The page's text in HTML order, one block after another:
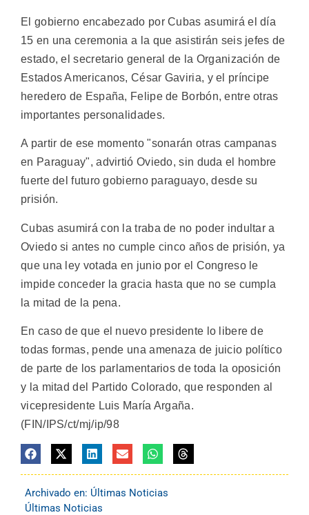
El gobierno encabezado por Cubas asumirá el día
15 en una ceremonia a la que asistirán seis jefes de
estado, el secretario general de la Organización de
Estados Americanos, César Gaviria, y el príncipe
heredero de España, Felipe de Borbón, entre otras
importantes personalidades.
A partir de ese momento "sonarán otras campanas
en Paraguay", advirtió Oviedo, sin duda el hombre
fuerte del futuro gobierno paraguayo, desde su
prisión.
Cubas asumirá con la traba de no poder indultar a
Oviedo si antes no cumple cinco años de prisión, ya
que una ley votada en junio por el Congreso le
impide conceder la gracia hasta que no se cumpla
la mitad de la pena.
En caso de que el nuevo presidente lo libere de
todas formas, pende una amenaza de juicio político
de parte de los parlamentarios de toda la oposición
y la mitad del Partido Colorado, que responden al
vicepresidente Luis María Argaña.
(FIN/IPS/ct/mj/ip/98
Archivado en: Últimas Noticias
Últimas Noticias